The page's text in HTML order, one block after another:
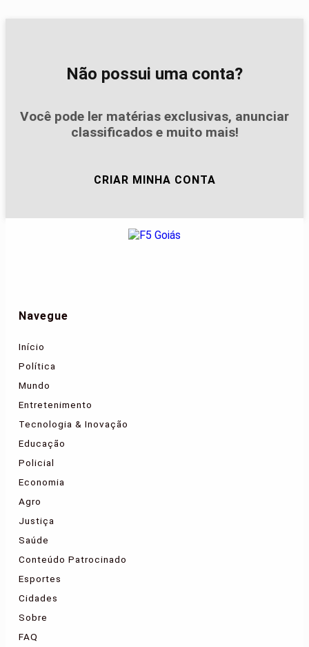
Não possui uma conta?
Você pode ler matérias exclusivas, anunciar
classificados e muito mais!
CRIAR MINHA CONTA
Navegue
Início
Política
Mundo
Entretenimento
Tecnologia & Inovação
Educação
Policial
Economia
Agro
Justiça
Saúde
Conteúdo Patrocinado
Esportes
Cidades
Sobre
FAQ